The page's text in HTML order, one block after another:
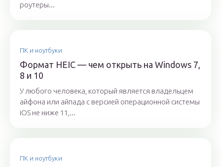
роутеры...
ПК и ноутбуки
Формат HEIC — чем открыть на Windows 7,
8 и 10
У любого человека, который является владельцем
айфона или айпада с версией операционной системы
iOS не ниже 11,...
ПК и ноутбуки